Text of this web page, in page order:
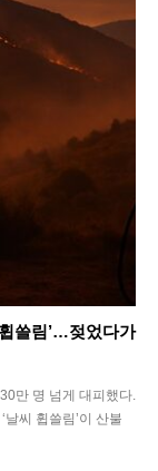
쓸림’…젖었다가
만 명 넘게 대피했다.
씨 휩쓸림’이 산불